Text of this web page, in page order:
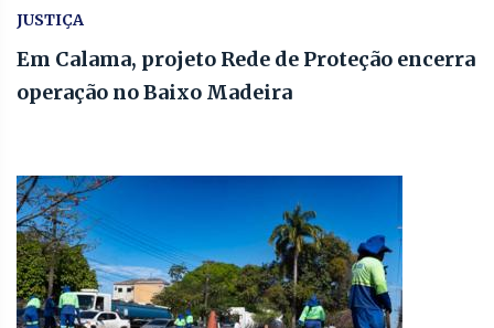
JUSTIÇA
Em Calama, projeto Rede de Proteção encerra
operação no Baixo Madeira